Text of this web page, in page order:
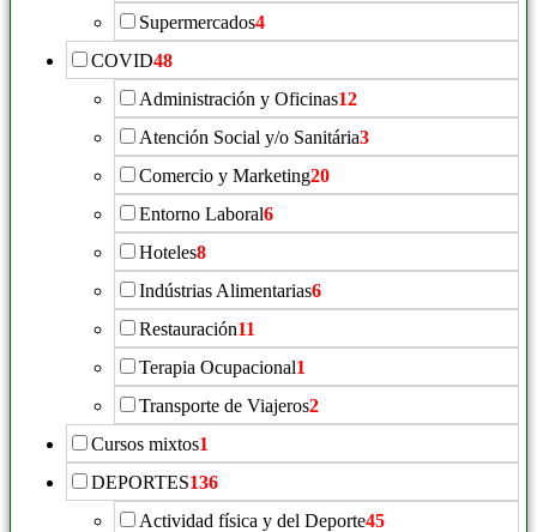
Supermercados4
COVID48
Administración y Oficinas12
Atención Social y/o Sanitária3
Comercio y Marketing20
Entorno Laboral6
Hoteles8
Indústrias Alimentarias6
Restauración11
Terapia Ocupacional1
Transporte de Viajeros2
Cursos mixtos1
DEPORTES136
Actividad física y del Deporte45